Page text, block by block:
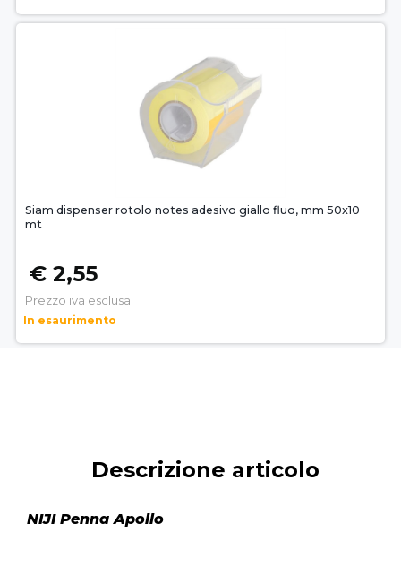
Siam dispenser rotolo notes adesivo giallo fluo, mm 50x10
mt
€ 2,55
Prezzo iva esclusa
In esaurimento
Descrizione articolo
NIJI Penna Apollo